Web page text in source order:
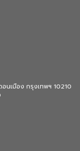
นเมือง กรุงเทพฯ 10210